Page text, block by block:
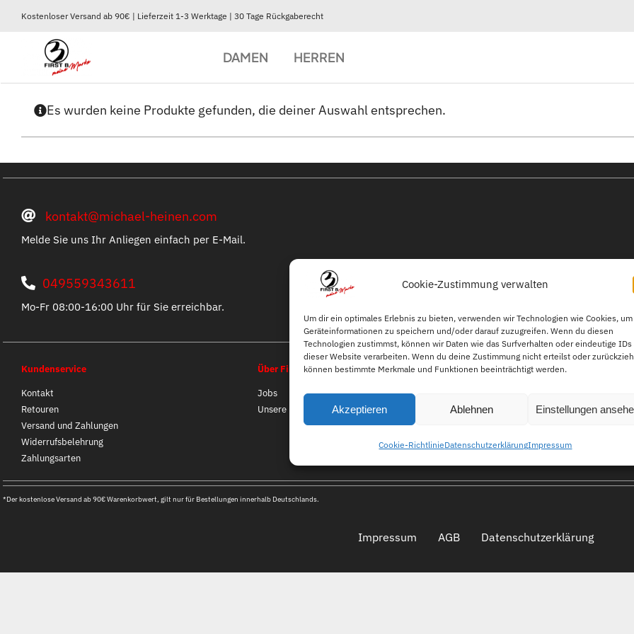
Cookie-Zustimmung verwalten
Um dir ein optimales Erlebnis zu bieten, verwenden wir Technologien wie Cookies, um
Geräteinformationen zu speichern und/oder darauf zuzugreifen. Wenn du diesen
Technologien zustimmst, können wir Daten wie das Surfverhalten oder eindeutige IDs
dieser Website verarbeiten. Wenn du deine Zustimmung nicht erteilst oder
können bestimmte Merkmale und Funktionen beeinträchtigt werden.
Akzeptieren Ablehnen Einstellungen
Cookie-RichtlinieDatenschutzerklärungImpressum
Zum
springen
Kostenloser Versand ab 90€ | Lieferzeit 1-3 Werktage | 30 Tage Rückgaberecht
DAMEN
BEKLEIDUNG
Jacken & Mäntel
Westen
HERREN
BEKLEIDUNG
Jacken & Mäntel
Westen
Es wurden keine Produkte gefunden, die deiner Auswahl entsprechen.
kontakt@michael-heinen.com
Melde Sie uns Ihr Anliegen einfach per E-Mail.
049559343611
Mo-Fr 08:00-16:00 Uhr für Sie erreichbar.
Kundenservice
Kontakt
Retouren
Versand und Zahlungen
Widerrufsbelehrung
Zahlungsarten
Über First B
Jobs
Unsere Filialen
FAQ
*Der kostenlose Versand ab 90€ Warenkorbwert, gilt nur für Bestellungen innerhalb Deutschlands.
Impressum AGB Datenschutzerklärung